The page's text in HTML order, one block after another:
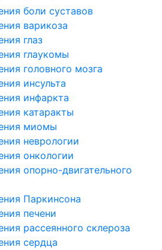
боли суставов
варикоза
глаз
глаукомы
головного мозга
инсульта
инфаркта
катаракты
миомы
неврологии
онкологии
опорно-двигательного
Паркинсона
печени
рассеянного склероза
сердца